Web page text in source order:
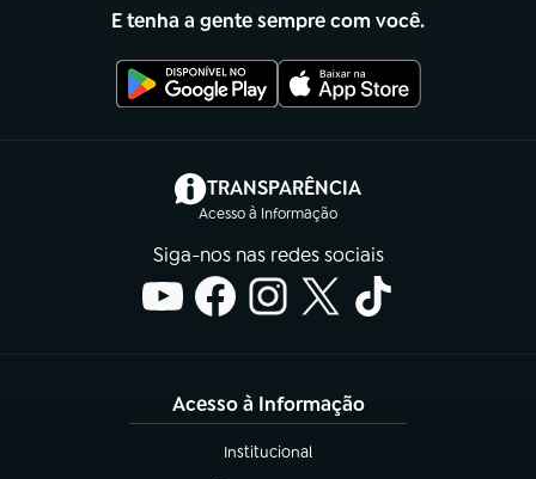
E tenha a gente sempre com você.
TRANSPARÊNCIA
Acesso à Informação
(abre em nova aba)
Siga-nos nas redes sociais
Acesso à Informação
Institucional
(abre em nova aba)